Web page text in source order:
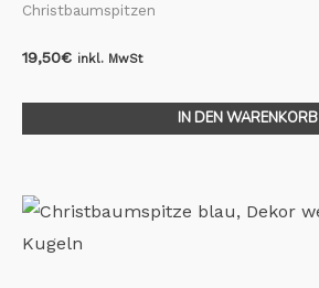
Christbaumspitzen
19,50€ inkl. MwSt
IN DEN WARENKORB